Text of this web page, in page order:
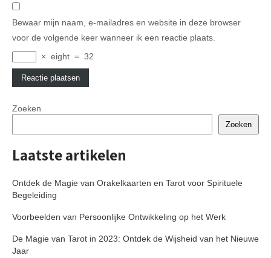
Bewaar mijn naam, e-mailadres en website in deze browser
voor de volgende keer wanneer ik een reactie plaats.
× eight = 32
Zoeken
Zoeken
Laatste artikelen
Ontdek de Magie van Orakelkaarten en Tarot voor Spirituele
Begeleiding
Voorbeelden van Persoonlijke Ontwikkeling op het Werk
De Magie van Tarot in 2023: Ontdek de Wijsheid van het Nieuwe
Jaar